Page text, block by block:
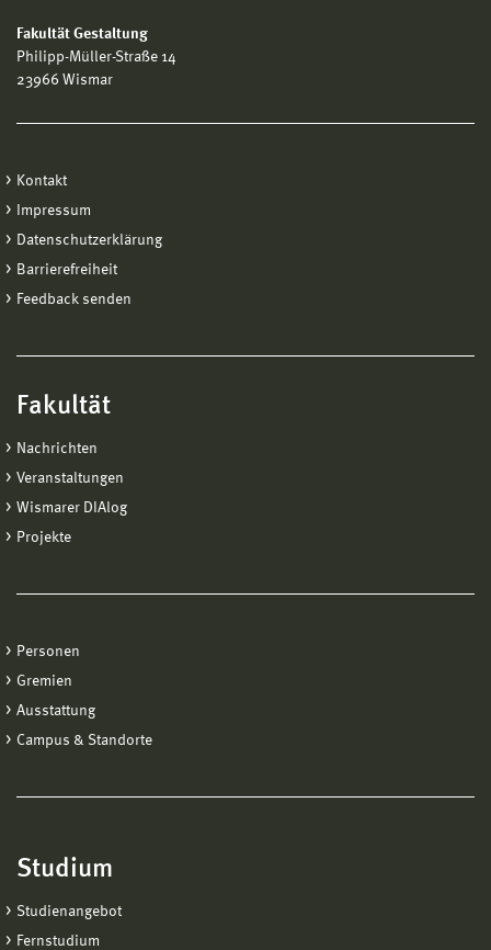
Fakultät Gestaltung
Philipp-Müller-Straße 14
23966 Wismar
Kontakt
Impressum
Datenschutzerklärung
Barrierefreiheit
Feedback senden
Fakultät
Nachrichten
Veranstaltungen
Wismarer DIAlog
Projekte
Personen
Gremien
Ausstattung
Campus & Standorte
Studium
Studienangebot
Fernstudium